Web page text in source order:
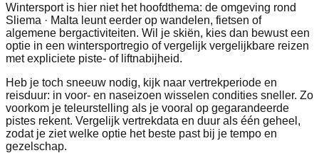
Wintersport is hier niet het hoofdthema: de omgeving rond
Sliema · Malta leunt eerder op wandelen, fietsen of
algemene bergactiviteiten. Wil je skiën, kies dan bewust een
optie in een wintersportregio of vergelijk vergelijkbare reizen
met expliciete piste- of liftnabijheid.
Heb je toch sneeuw nodig, kijk naar vertrekperiode en
reisduur: in voor- en naseizoen wisselen condities sneller. Zo
voorkom je teleurstelling als je vooral op gegarandeerde
pistes rekent. Vergelijk vertrekdata en duur als één geheel,
zodat je ziet welke optie het beste past bij je tempo en
gezelschap.